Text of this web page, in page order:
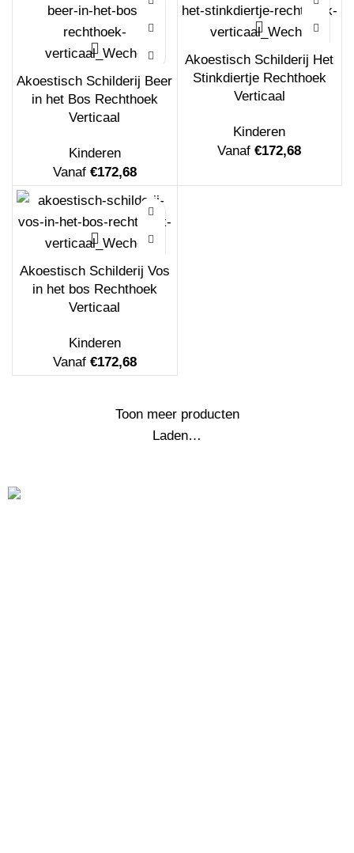
Akoestisch Schilderij Beer
in het Bos Rechthoek
Verticaal
Kinderen
Vanaf €172,68
Akoestisch Schilderij Het
Stinkdiertje Rechthoek
Verticaal
Kinderen
Vanaf€172,68
Akoestisch Schilderij Vos
in het bos Rechthoek
Verticaal
Kinderen
Vanaf €172,68
Toon meer producten
Laden…
Akoestisch Schilderij Het blauwe
schilderwerk Rechthoek Horizontaal
Vanaf€172,68
Akoestisch Schilderij Dame Gouden Make
up Hexagon
Vanaf
208,20
Akoestisch Schilderij Maagdenpalm Rond -